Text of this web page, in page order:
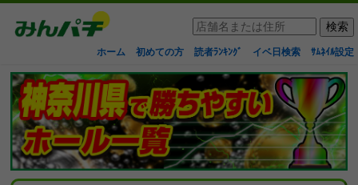
ホーム 初めての方 読者ﾗﾝｷﾝｸﾞ イベ日検索 ｻﾑﾈｲﾙ設定